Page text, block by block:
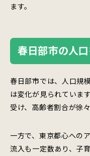
ます。
春日部市の人
春日部市では、人口規
は変化が見られていま
受け、高齢者割合が徐
一方で、東京都心への
流入も一定数あり、子